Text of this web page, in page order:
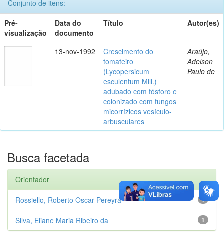
Conjunto de itens:
Pré-
visualização
Data do
documento
Título Autor(es)
13-nov-1992
Crescimento do
tomateiro
(Lycopersicum
esculentum Mill.)
adubado com fósforo e
colonizado com fungos
micorrízicos vesículo-
arbusculares
Araújo,
Adelson
Paulo de
Busca facetada
Orientador
1
Rossiello, Roberto Oscar Pereyra
1
Silva, Eliane Maria Ribeiro da